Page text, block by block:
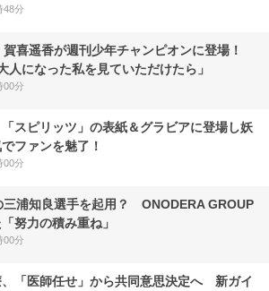
48分
賀喜遥香が週刊少年チャンピオンに登場！
人になった私を見ていただけたら」
00分
スピリッツ」の表紙＆グラビアに登場し妖
ファンを魅了！
00分
三浦知良選手を起用？ ONODERA GROUP
努力の積み重ね」
00分
、「医師任せ」から共同意思決定へ 新ガイ